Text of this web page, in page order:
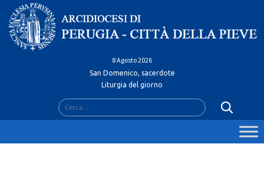
Skip
content
8 Agosto 2026
San Domenico, sacerdote
Liturgia del giorno
Ricerca
per: